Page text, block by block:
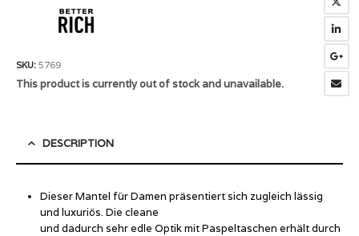
SKU: 5769
This product is currently out of stock and unavailable.
DESCRIPTION
Dieser Mantel für Damen präsentiert sich zugleich lässig
und luxuriös. Die cleane
und dadurch sehr edle Optik mit Paspeltaschen erhält durch